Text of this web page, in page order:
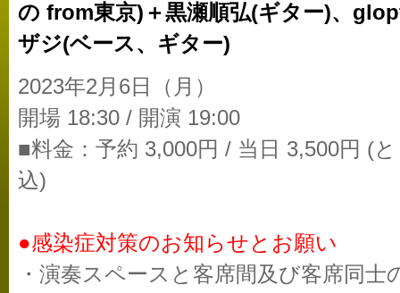
の from東京)＋黒瀬順弘(ギター)、
ザジ(ベース、ギター)
2023年2月6日（月）
開場 18:30 / 開演 19:00
■料金：予約 3,000円 / 当日 3,500円 (
込)
●感染症対策のお知らせとお願い
・演奏スペースと客席間及び客席同